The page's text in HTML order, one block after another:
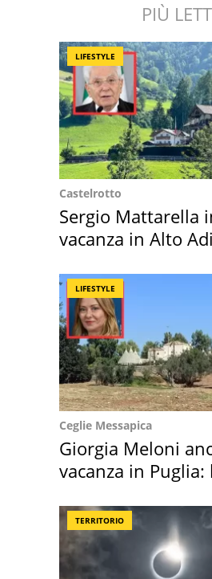
PIÙ
LIFESTYLE
Castelrotto
Sergio Mattarella
vacanza in Alto
LIFESTYLE
Ceglie Messapica
Giorgia Meloni
vacanza in Puglia:
TERRITORIO